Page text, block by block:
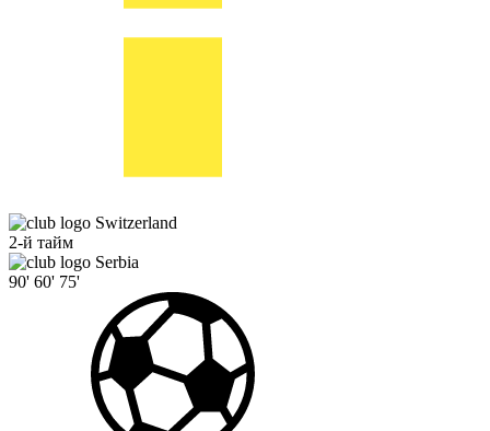
Switzerland
2-й тайм
Serbia
90' 60' 75'